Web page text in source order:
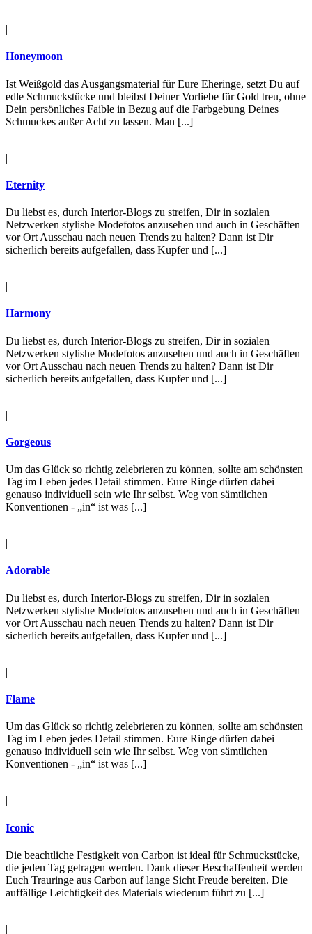
|
Honeymoon
Ist Weißgold das Ausgangsmaterial für Eure Eheringe, setzt Du auf
edle Schmuckstücke und bleibst Deiner Vorliebe für Gold treu, ohne
Dein persönliches Faible in Bezug auf die Farbgebung Deines
Schmuckes außer Acht zu lassen. Man [...]
|
Eternity
Du liebst es, durch Interior-Blogs zu streifen, Dir in sozialen
Netzwerken stylishe Modefotos anzusehen und auch in Geschäften
vor Ort Ausschau nach neuen Trends zu halten? Dann ist Dir
sicherlich bereits aufgefallen, dass Kupfer und [...]
|
Harmony
Du liebst es, durch Interior-Blogs zu streifen, Dir in sozialen
Netzwerken stylishe Modefotos anzusehen und auch in Geschäften
vor Ort Ausschau nach neuen Trends zu halten? Dann ist Dir
sicherlich bereits aufgefallen, dass Kupfer und [...]
|
Gorgeous
Um das Glück so richtig zelebrieren zu können, sollte am schönsten
Tag im Leben jedes Detail stimmen. Eure Ringe dürfen dabei
genauso individuell sein wie Ihr selbst. Weg von sämtlichen
Konventionen - „in“ ist was [...]
|
Adorable
Du liebst es, durch Interior-Blogs zu streifen, Dir in sozialen
Netzwerken stylishe Modefotos anzusehen und auch in Geschäften
vor Ort Ausschau nach neuen Trends zu halten? Dann ist Dir
sicherlich bereits aufgefallen, dass Kupfer und [...]
|
Flame
Um das Glück so richtig zelebrieren zu können, sollte am schönsten
Tag im Leben jedes Detail stimmen. Eure Ringe dürfen dabei
genauso individuell sein wie Ihr selbst. Weg von sämtlichen
Konventionen - „in“ ist was [...]
|
Iconic
Die beachtliche Festigkeit von Carbon ist ideal für Schmuckstücke,
die jeden Tag getragen werden. Dank dieser Beschaffenheit werden
Euch Trauringe aus Carbon auf lange Sicht Freude bereiten. Die
auffällige Leichtigkeit des Materials wiederum führt zu [...]
|